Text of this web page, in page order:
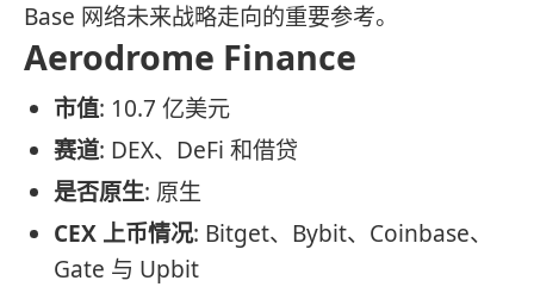
Base 网络未来战略走向的重要参考。
Aerodrome Finance
市值: 10.7 亿美元
赛道: DEX、DeFi 和借贷
是否原生: 原生
CEX 上币情况: Bitget、Bybit、Coinbase、
Gate 与 Upbit